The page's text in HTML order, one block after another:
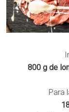
800 g de
Para